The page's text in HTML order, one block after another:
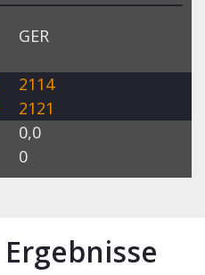
GER
2114
2121
0,0
0